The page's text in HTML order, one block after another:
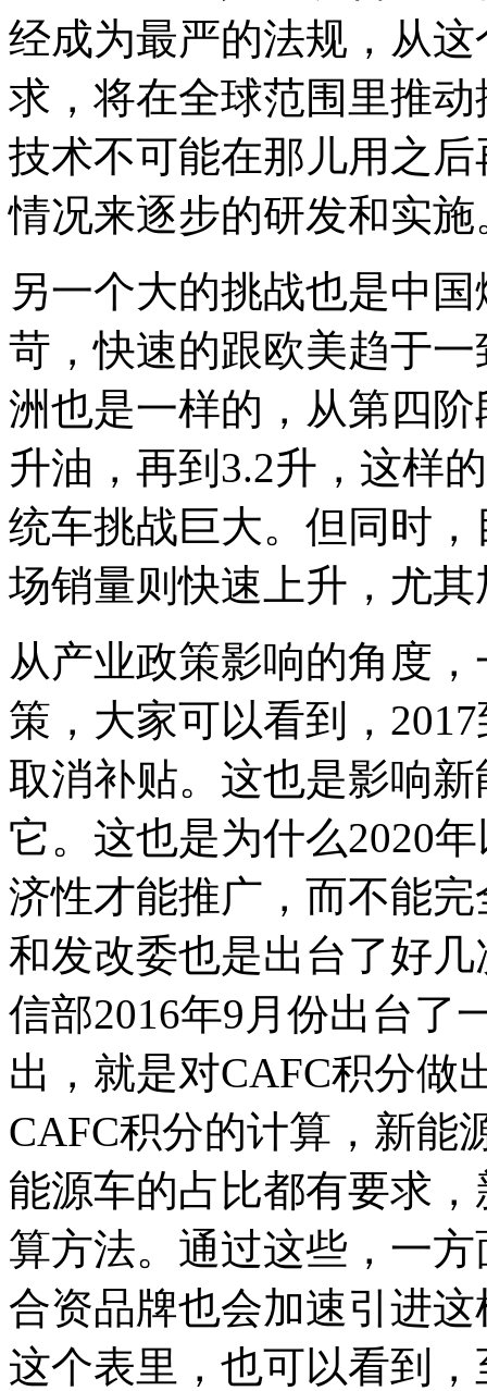
经成为最严的法规，从
求，将在全球范围里推
技术不可能在那儿用之
情况来逐步的研发和实施
另一个大的挑战也是中
苛，快速的跟欧美趋于
洲也是一样的，从第四
升油，再到3.2升，这样
统车挑战巨大。但同时
场销量则快速上升，尤
从产业政策影响的角度
策，大家可以看到，
取消补贴。这也是影响
它。这也是为什么2020
济性才能推广，而不能
和发改委也是出台了好
信部2016年9月份出台了
出，就是对CAFC积分做
CAFC积分的计算，新能
能源车的占比都有要求
算方法。通过这些，一
合资品牌也会加速引进
这个表里，也可以看到